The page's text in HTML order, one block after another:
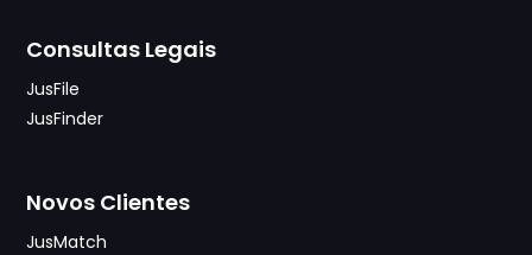
Consultas Legais
JusFile
JusFinder
Novos Clientes
JusMatch